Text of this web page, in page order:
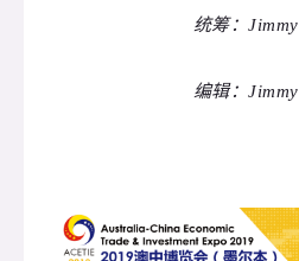
统筹：Jimmy
编辑：Jimmy